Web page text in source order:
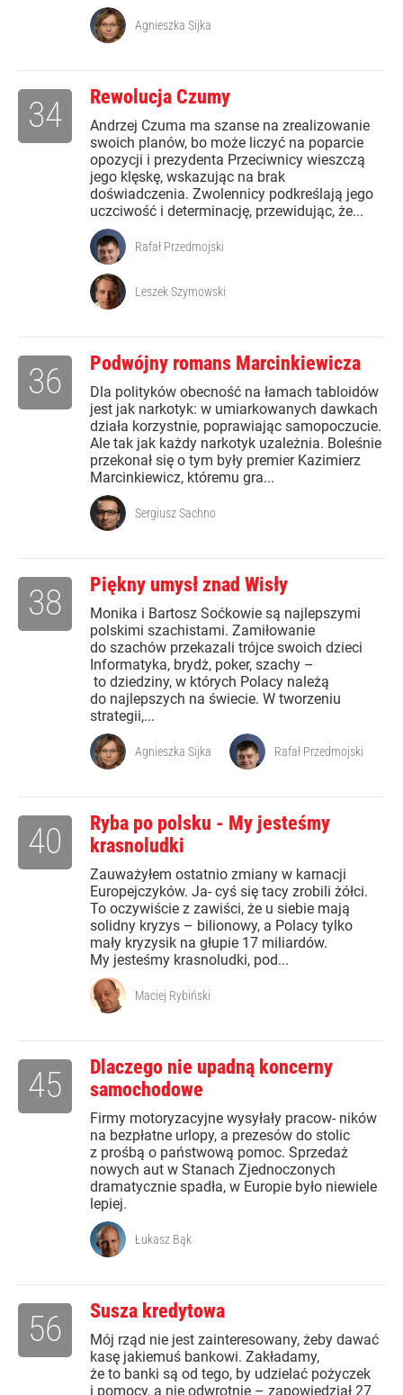
Agnieszka Sijka
Rewolucja Czumy
Andrzej Czuma ma szanse na zrealizowanie
swoich planów, bo może liczyć na poparcie
opozycji i prezydenta Przeciwnicy wieszczą
jego klęskę, wskazując na brak
doświadczenia. Zwolennicy podkreślają jego
uczciwość i determinację, przewidując, że...
34
Rafał Przedmojski
Leszek Szymowski
Podwójny romans Marcinkiewicza
Dla polityków obecność na łamach tabloidów
jest jak narkotyk: w umiarkowanych dawkach
działa korzystnie, poprawiając samopoczucie.
Ale tak jak każdy narkotyk uzależnia. Boleśnie
przekonał się o tym były premier Kazimierz
Marcinkiewicz, któremu gra...
36
Sergiusz Sachno
Piękny umysł znad Wisły
Monika i Bartosz Soćkowie są najlepszymi
polskimi szachistami. Zamiłowanie
do szachów przekazali trójce swoich dzieci
Informatyka, brydż, poker, szachy –
to dziedziny, w których Polacy należą
do najlepszych na świecie. W tworzeniu
strategii,...
38
Agnieszka Sijka Rafał Przedmojski
Ryba po polsku - My jesteśmy
krasnoludki
Zauważyłem ostatnio zmiany w karnacji
Europejczyków. Ja- cyś się tacy zrobili żółci.
To oczywiście z zawiści, że u siebie mają
solidny kryzys – bilionowy, a Polacy tylko
mały kryzysik na głupie 17 miliardów.
My jesteśmy krasnoludki, pod...
40
Maciej Rybiński
Dlaczego nie upadną koncerny
samochodowe
Firmy motoryzacyjne wysyłały pracow- ników
na bezpłatne urlopy, a prezesów do stolic
z prośbą o państwową pomoc. Sprzedaż
nowych aut w Stanach Zjednoczonych
dramatycznie spadła, w Europie było niewiele
lepiej.
45
Łukasz Bąk
Susza kredytowa
Mój rząd nie jest zainteresowany, żeby dawać
kasę jakiemuś bankowi. Zakładamy,
że to banki są od tego, by udzielać pożyczek
i pomocy, a nie odwrotnie – zapowiedział 27
56